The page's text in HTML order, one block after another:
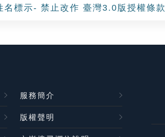
名標示- 禁止改作 臺灣3.0版授權條款
服務簡介
版權聲明